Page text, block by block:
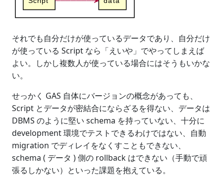
それでも自分だけが使っているデータであり、自分だけ
が使っている Script なら「えいや」でやってしまえば
よい。しかし複数人が使っている場合にはそうもいかな
い。
せっかく GAS 自体にバージョンの概念があっても、
Script とデータが密結合にならざるを得ない、データは
DBMS のように堅い schema を持っていない、十分に
development 環境でテストできるわけではない、自動
migration でディレイをなくすこともできない、
schema ( データ ) 側の rollback はできない（手動で頑
張るしかない）といった課題を抱えている。